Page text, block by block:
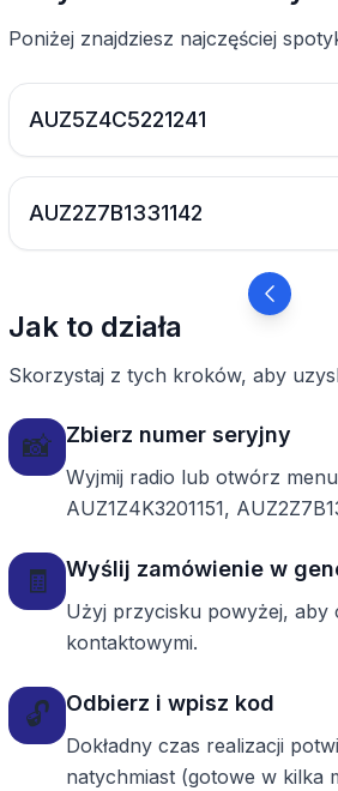
Poniżej znajdziesz najczęściej
AUZ5Z4C5221241
AUZ2Z7B1331142
Jak to działa
Skorzystaj z tych kroków, aby
📸 Zbierz numer seryjny
Wyjmij radio lub otwórz
AUZ1Z4K3201151,
🧾 Wyślij zamówienie w
Użyj przycisku powyżej, aby
kontaktowymi.
🔓 Odbierz i wpisz kod
Dokładny czas realizacji
natychmiast (gotowe w kilka